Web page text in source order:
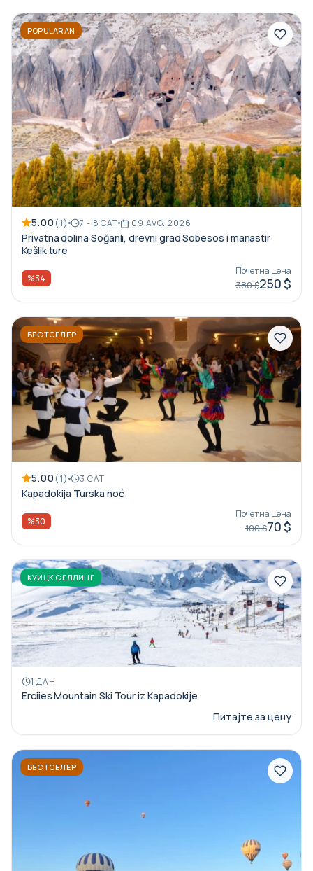
POPULARAN
5.00 (1) 7 - 8 САТ 09 AVG. 2026
Privatna dolina Soğanlı, drevni grad Sobesos i manastir
Kešlik ture
%34
Почетна цена
380 $250 $
БЕСТСЕЛЕР
5.00 (1) 3 САТ
Kapadokija Turska noć
%30
Почетна цена
100 $70 $
КУИЦК СЕЛЛИНГ
1 ДАН
Erciies Mountain Ski Tour iz Kapadokije
Питајте за цену
БЕСТСЕЛЕР